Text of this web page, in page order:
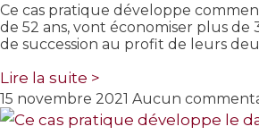
Ce cas pratique développe
de 52 ans, vont économiser plus
de succession au profit de leurs
Lire la suite >
15 novembre 2021 Aucun